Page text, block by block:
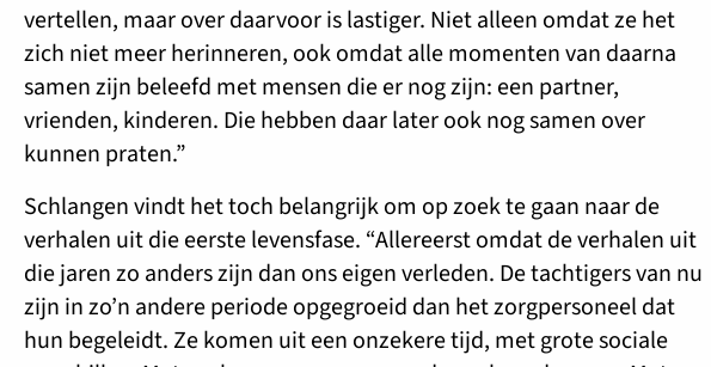
vertellen, maar over daarvoor is lastiger. Niet alleen omdat ze het
zich niet meer herinneren, ook omdat alle momenten van daarna
samen zijn beleefd met mensen die er nog zijn: een partner,
vrienden, kinderen. Die hebben daar later ook nog samen over
kunnen praten.”
Schlangen vindt het toch belangrijk om op zoek te gaan naar de
verhalen uit die eerste levensfase. “Allereerst omdat de verhalen uit
die jaren zo anders zijn dan ons eigen verleden. De tachtigers van nu
zijn in zo’n andere periode opgegroeid dan het zorgpersoneel dat
hun begeleidt. Ze komen uit een onzekere tijd, met grote sociale